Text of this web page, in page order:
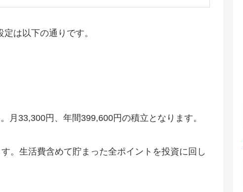
は以下の通りです。
月33,300円、年間399,600円の積立となります。
。生活費含めて貯まった全ポイントを投資に回し